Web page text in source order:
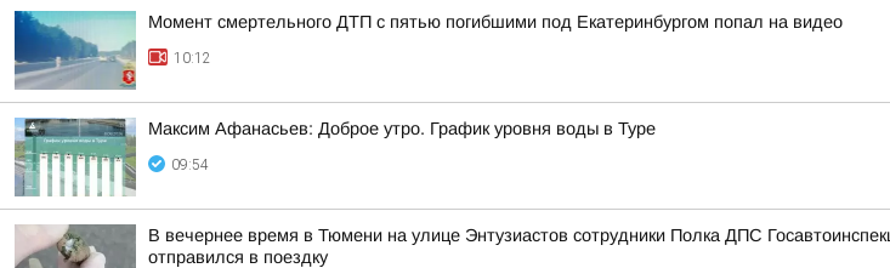
Момент смертельного ДТП с пятью погибшими под Екатеринбургом попал на видео
10:12
Максим Афанасьев: Доброе утро. График уровня воды в Туре
09:54
В вечернее время в Тюмени на улице Энтузиастов сотрудники Полка ДПС
отправился в поездку